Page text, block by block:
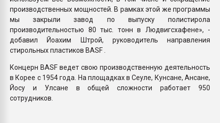
производственных мощностей. В рамках этой же программы
мы закрыли завод по выпуску полистирола
производительностью 80 тыс. тонн в Людвигсхафене», -
добавил Йоахим Штрой, руководитель направления
стирольных пластиков BASF .
Концерн BASF ведет свою производственную деятельность
в Корее с 1954 года. На площадках в Сеуле, Кунсане, Ансане,
Йосу и Улсане в общей сложности работает 950
сотрудников.